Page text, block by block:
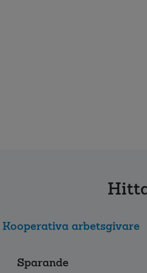
Kooperativa arbetsgivare
Sparande